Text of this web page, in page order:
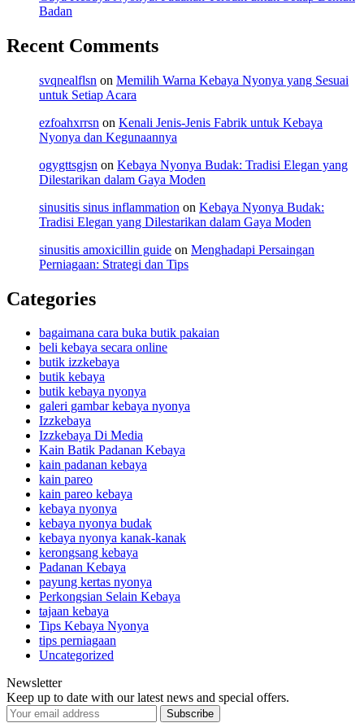
Badan
Recent Comments
svqnealflsn on Memilih Warna Kebaya Nyonya yang Sesuai
untuk Setiap Acara
ezfoahxrrsn on Kenali Jenis-Jenis Fabrik untuk Kebaya
Nyonya dan Kegunaannya
ogygttsgjsn on Kebaya Nyonya Budak: Tradisi Elegan yang
Dilestarikan dalam Gaya Moden
sinusitis sinus inflammation on Kebaya Nyonya Budak:
Tradisi Elegan yang Dilestarikan dalam Gaya Moden
sinusitis amoxicillin guide on Menghadapi Persaingan
Perniagaan: Strategi dan Tips
Categories
bagaimana cara buka butik pakaian
beli kebaya secara online
butik izzkebaya
butik kebaya
butik kebaya nyonya
galeri gambar kebaya nyonya
Izzkebaya
Izzkebaya Di Media
Kain Batik Padanan Kebaya
kain padanan kebaya
kain pareo
kain pareo kebaya
kebaya nyonya
kebaya nyonya budak
kebaya nyonya kanak-kanak
kerongsang kebaya
Padanan Kebaya
payung kertas nyonya
Perkongsian Selain Kebaya
tajaan kebaya
Tips Kebaya Nyonya
tips perniagaan
Uncategorized
Newsletter
Keep up to date with our latest news and special offers.